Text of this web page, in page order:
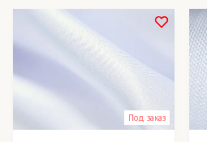
ElvaJet(чернила)
Felix Schoeller
Jasper Paper (бумага)
(бумага)
В наличии
Весь товар
Под заказ